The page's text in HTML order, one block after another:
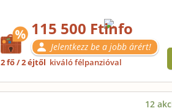
115 500 Ft
Jelentkezz be a jobb árért!
2 fő / 2 éjtől kiváló félpanzióval
12